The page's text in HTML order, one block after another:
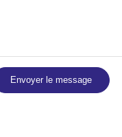
Envoyer le message